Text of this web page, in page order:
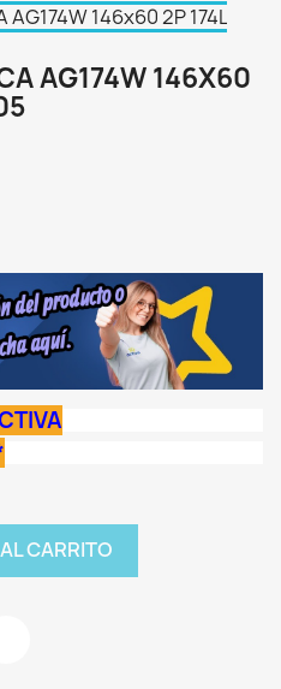
AG174W 146X60
CARRITO